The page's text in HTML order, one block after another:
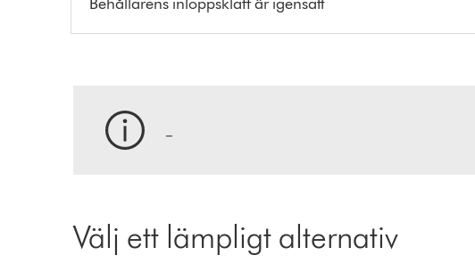
Välj ett lämpligt alternativ